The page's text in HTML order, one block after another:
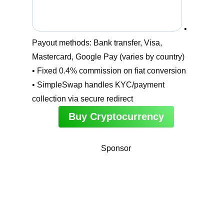
•
Payout methods: Bank transfer, Visa,
Mastercard, Google Pay (varies by country)
• Fixed 0.4% commission on fiat conversion
• SimpleSwap handles KYC/payment
collection via secure redirect
Buy Cryptocurrency
Sponsor